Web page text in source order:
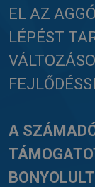
EL AZ
LÉPÉST
A